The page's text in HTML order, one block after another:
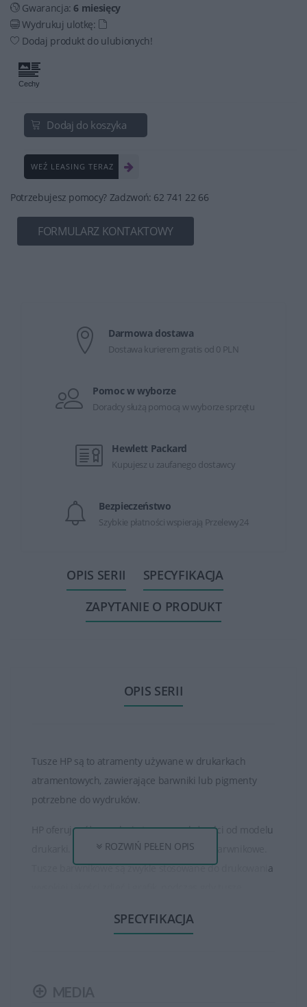
Gwarancja:6 miesięcy
Wydrukuj ulotkę:
Dodaj produkt do ulubionych!
Dodaj do koszyka
WEŹ LEASING TERAZ
Potrzebujesz pomocy? Zadzwoń: 62 741 22 66
FORMULARZ KONTAKTOWY
Darmowa dostawa
Dostawa kurierem gratis od 0 PLN
Pomoc w wyborze
Doradcy służą pomocą w wyborze sprzętu
Hewlett Packard
Kupujesz u zaufanego dostawcy
Bezpieczeństwo
Szybkie płatności wspierają Przelewy24
OPIS SERII
SPECYFIKACJA
ZAPYTANIE O PRODUKT
OPIS SERII
Tusze HP są to atramenty używane w drukarkach
atramentowych, zawierające barwniki lub pigmenty
potrzebne do wydruków.
HP oferuje różne rodzaje tuszy, w zależności od modelu
drukarki. Istnieją tusze pigmentowe oraz barwnikowe.
Tusze barwnikowe są zwykle stosowane do drukowania
światło, co sprawia, że są idealne do drukowania
standardowych po bardziej wydajne. Większa
ROZWIŃ PEŁEN OPIS
SPECYFIKACJA